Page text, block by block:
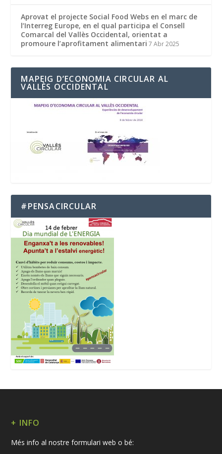
Aprovat el projecte Social Food Webs en el marc de
l’Interreg Europe, en el qual participa el Consell
Comarcal del Vallès Occidental, orientat a
promoure l’aprofitament alimentari 7 Abr 2025
MAPEIG D’ECONOMIA CIRCULAR AL
VALLÈS OCCIDENTAL
#PENSACIRCULAR
+ INFO
Més info al nostre formulari web o bé: